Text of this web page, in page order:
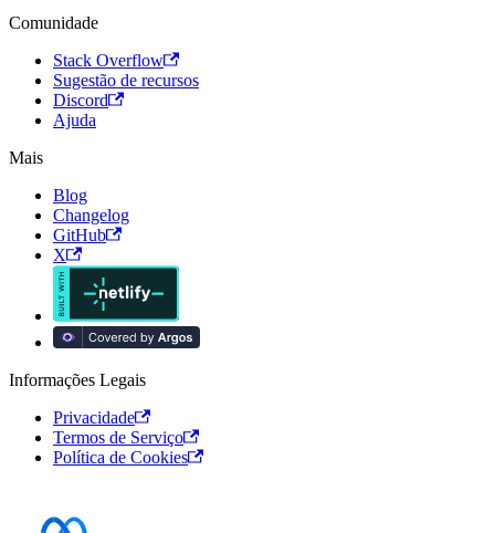
Comunidade
Stack Overflow
Sugestão de recursos
Discord
Ajuda
Mais
Blog
Changelog
GitHub
X
Informações Legais
Privacidade
Termos de Serviço
Política de Cookies